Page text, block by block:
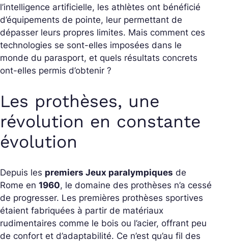
l’intelligence artificielle, les athlètes ont bénéficié
d’équipements de pointe, leur permettant de
dépasser leurs propres limites. Mais comment ces
technologies se sont-elles imposées dans le
monde du parasport, et quels résultats concrets
ont-elles permis d’obtenir ?
Les prothèses, une
révolution en constante
évolution
Depuis les premiers Jeux paralympiques de
Rome en 1960, le domaine des prothèses n’a cessé
de progresser. Les premières prothèses sportives
étaient fabriquées à partir de matériaux
rudimentaires comme le bois ou l’acier, offrant peu
de confort et d’adaptabilité. Ce n’est qu’au fil des